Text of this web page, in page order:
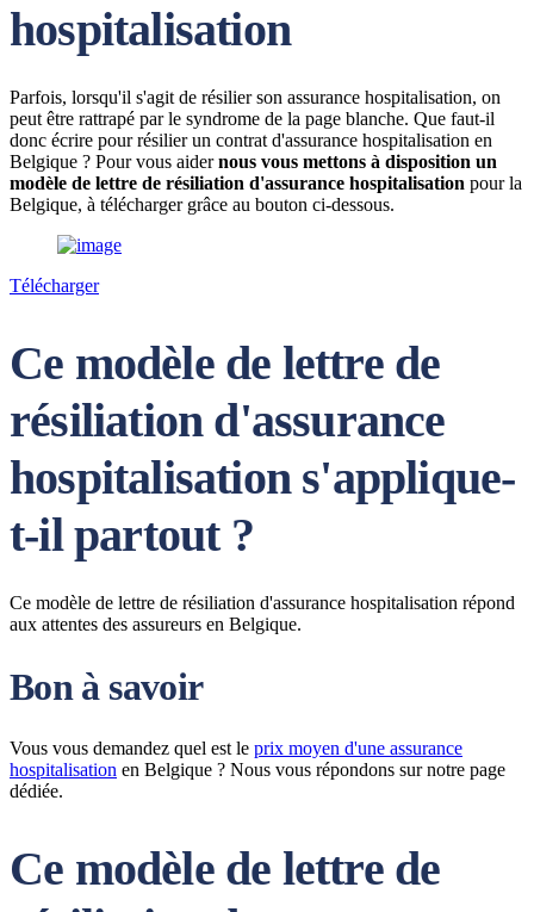
hospitalisation
Parfois, lorsqu'il s'agit de résilier son assurance hospitalisation, on
peut être rattrapé par le syndrome de la page blanche. Que faut-il
donc écrire pour résilier un contrat d'assurance hospitalisation en
Belgique ? Pour vous aidernous vous mettons à disposition un
modèle de lettre de résiliation d'assurance hospitalisation pour la
Belgique, à télécharger grâce au bouton ci-dessous.
Télécharger
Ce modèle de lettre de
résiliation d'assurance
hospitalisation s'applique-
t-il partout ?
Ce modèle de lettre de résiliation d'assurance hospitalisation répond
aux attentes des assureurs en Belgique.
Bon à savoir
Vous vous demandez quel est le prix moyen d'une assurance
hospitalisation en Belgique ? Nous vous répondons sur notre page
dédiée.
Ce modèle de lettre de